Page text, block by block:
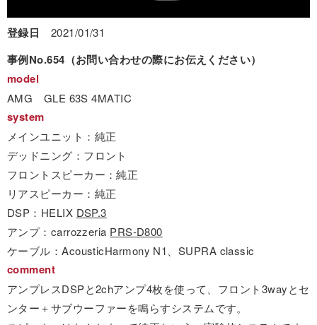
登録日 2021/01/31
事例No.654（お問い合わせの際にお伝えください）
model
AMG GLE 63S 4MATIC
system
メインユニット：純正
デッドニング：フロント
フロントスピーカー：純正
リアスピーカー：純正
DSP：HELIX DSP.3
アンプ：carrozzeria PRS-D800
ケーブル：AcousticHarmony N1、SUPRA classic
comment
アンプレスDSPと2chアンプ4枚を使って、フロント3wayとセ
ンター＋サブウーファーを鳴らすシステムです。